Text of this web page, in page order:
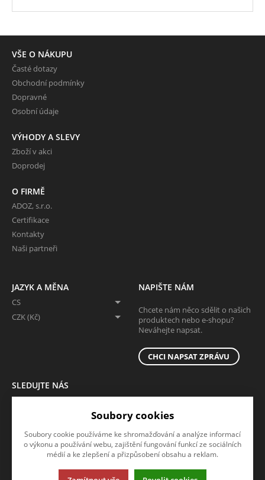
VŠE O NÁKUPU
Časté dotazy
Obchodní podmínky
Dopravné
Osobní údaje
VÝHODY A SLEVY
Zboží v akci
Doprodej
O FIRMĚ
ADOZ, s.r.o.
Certifikace
Kontakty
Naši partneři
JAZYK A MĚNA
CS
CZK (Kč)
NAPIŠTE NÁM
Chcete nám něco sdělit o našich
produktech nebo e-shopu?
Neváhejte napsat.
CHCI NAPSAT ZPRÁVU
SLEDUJTE NÁS
Soubory cookies
Soubory cookie používáme ke shromažďování a analýze informací
o výkonu a používání webu, zajištění fungování funkcí ze sociálních
médií a ke zlepšení a přizpůsobení obsahu a reklam.